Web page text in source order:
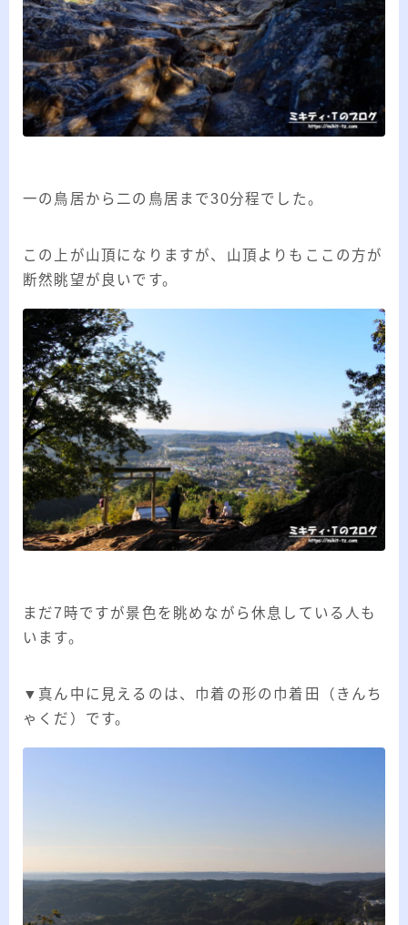
一の鳥居から二の鳥居まで30分程でした。
この上が山頂になりますが、山頂よりもここの方が
断然眺望が良いです。
まだ7時ですが景色を眺めながら休息している人も
います。
▼真ん中に見えるのは、巾着の形の巾着田（きんち
ゃくだ）です。